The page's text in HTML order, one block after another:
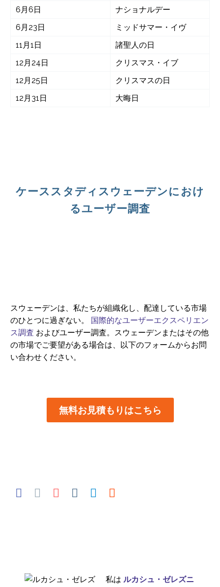
6月6日
ナショナルデー
6月23日
ミッドサマー・イヴ
11月1日
諸聖人の日
12月24日
クリスマス・イブ
12月25日
クリスマスの日
12月31日
大晦日
ケーススタディスウェーデンにおけ
るユーザー調査
スウェーデンは、私たちが組織化し、配達している市場
のひとつに過ぎない。 国際的なユーザーエクスペリエン
ス調査 およびユーザー調査。スウェーデンまたはその他
の市場でご要望がある場合は、以下のフォームからお問
い合わせください。
無料お見積もりはこちら
私は ルカシュ・ゼレズニ